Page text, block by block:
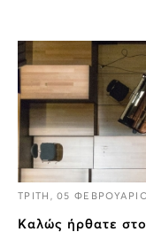
ΤΡΙΤΗ, 05
Kαλώς ήρθατε